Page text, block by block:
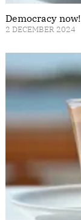
Democracy
2 DECEMBER 2024